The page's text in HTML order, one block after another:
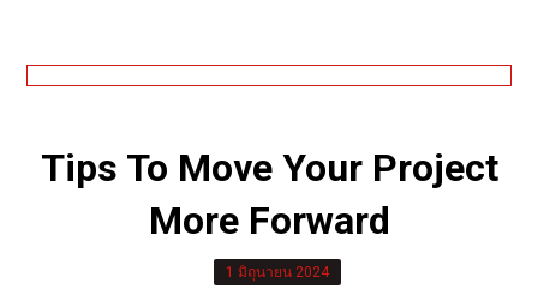
Tips To Move Your Project
More Forward
1 มิถุนายน 2024